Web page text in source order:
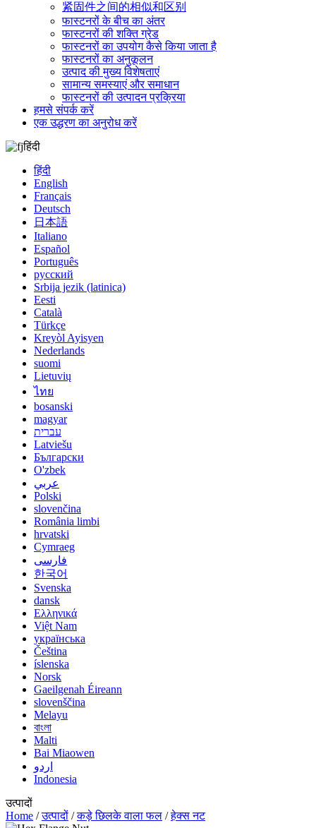
紧固件之间的相似和区别
फास्टनरों के बीच का अंतर
फास्टनरों की शक्ति ग्रेड
फास्टनरों का उपयोग कैसे किया जाता है
फास्टनरों का अनुकूलन
उत्पाद की मुख्य विशेषताएं
सामान्य समस्याएं और समाधान
फास्टनरों की उत्पादन प्रक्रिया
हमसे संपर्क करें
एक उद्धरण का अनुरोध करें
हिंदी
हिंदी
English
Français
Deutsch
日本語
Italiano
Español
Português
русский
Srbija jezik (latinica)
Eesti
Català
Türkçe
Kreyòl Ayisyen
Nederlands
suomi
Lietuvių
ไทย
bosanski
magyar
עברית
Latviešu
Български
O'zbek
عربي
Polski
slovenčina
România limbi
hrvatski
Cymraeg
فارسی
한국어
Svenska
dansk
Ελληνικά
Việt Nam
українська
Čeština
íslenska
Norsk
Gaeilgenah Éireann
slovenščina
Melayu
বাংলা
Malti
Bai Miaowen
اردو
Indonesia
उत्पादों
Home /उत्पादों /कड़े छिलके वाला फल /हेक्स नट